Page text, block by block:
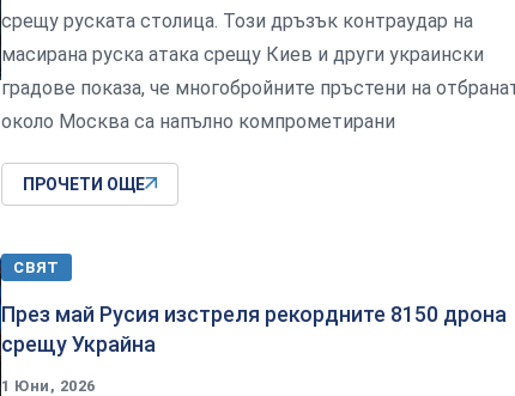
срещу руската столица. Този дръзък контраудар на
масирана руска атака срещу Киев и други украински
градове показа, че многобройните пръстени на
около Москва са напълно компрометирани
ПРОЧЕТИ ОЩЕ
СВЯТ
През май Русия изстреля рекордните 8150 дрона
срещу Украйна
1 Юни, 2026